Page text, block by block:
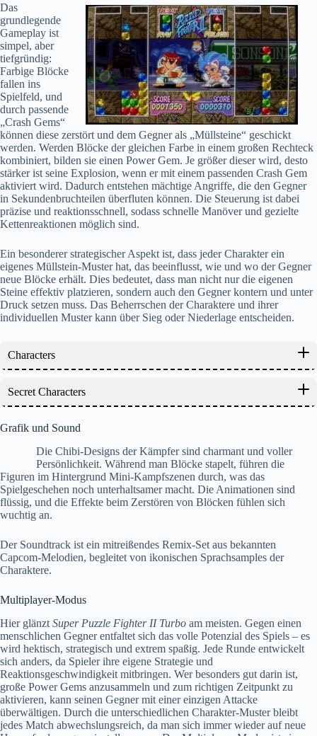
Das
grundlegende
Gameplay ist
simpel, aber
tiefgründig:
Farbige Blöcke
fallen ins
Spielfeld, und
durch passende
„Crash Gems“
können diese zerstört und dem Gegner als „Müllsteine“ geschickt
werden. Werden Blöcke der gleichen Farbe in einem großen Rechteck
kombiniert, bilden sie einen Power Gem. Je größer dieser wird, desto
stärker ist seine Explosion, wenn er mit einem passenden Crash Gem
aktiviert wird. Dadurch entstehen mächtige Angriffe, die den Gegner
in Sekundenbruchteilen überfluten können. Die Steuerung ist dabei
präzise und reaktionsschnell, sodass schnelle Manöver und gezielte
Kettenreaktionen möglich sind.
Ein besonderer strategischer Aspekt ist, dass jeder Charakter ein
eigenes Müllstein-Muster hat, das beeinflusst, wie und wo der Gegner
neue Blöcke erhält. Dies bedeutet, dass man nicht nur die eigenen
Steine effektiv platzieren, sondern auch den Gegner kontern und unter
Druck setzen muss. Das Beherrschen der Charaktere und ihrer
individuellen Muster kann über Sieg oder Niederlage entscheiden.
Characters
Secret Characters
Grafik und Sound
Die Chibi-Designs der Kämpfer sind charmant und voller
Persönlichkeit. Während man Blöcke stapelt, führen die
Figuren im Hintergrund Mini-Kampfszenen durch, was das
Spielgeschehen noch unterhaltsamer macht. Die Animationen sind
flüssig, und die Effekte beim Zerstören von Blöcken fühlen sich
wuchtig an.
Der Soundtrack ist ein mitreißendes Remix-Set aus bekannten
Capcom-Melodien, begleitet von ikonischen Sprachsamples der
Charaktere.
Multiplayer-Modus
Hier glänzt Super Puzzle Fighter II Turbo am meisten. Gegen einen
menschlichen Gegner entfaltet sich das volle Potenzial des Spiels – es
wird hektisch, strategisch und extrem spaßig. Jede Runde entwickelt
sich anders, da Spieler ihre eigene Strategie und
Reaktionsgeschwindigkeit mitbringen. Wer besonders gut darin ist,
große Power Gems anzusammeln und zum richtigen Zeitpunkt zu
aktivieren, kann seinen Gegner mit einer einzigen Attacke
überwältigen. Durch die unterschiedlichen Charakter-Muster bleibt
jedes Match abwechslungsreich, da man sich immer wieder auf neue